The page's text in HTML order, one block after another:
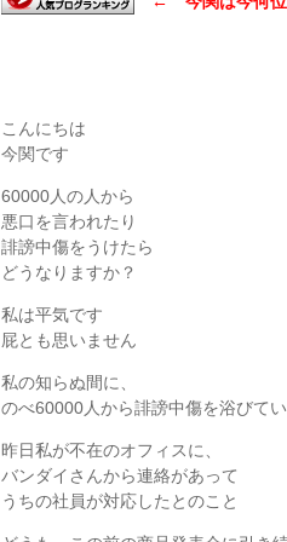
こんにちは
今関です
60000人の人から
悪口を言われたり
誹謗中傷をうけたら
どうなりますか？
私は平気です
屁とも思いません
私の知らぬ間に、
のべ60000人から誹謗中傷を浴びて
昨日私が不在のオフィスに、
バンダイさんから連絡があって
うちの社員が対応したとのこと